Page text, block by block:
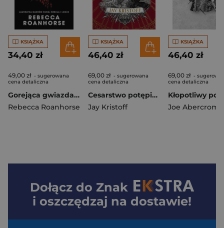
KSIĄŻKA
34,40 zł
49,00 zł - sugerowana
cena detaliczna
Gorejąca gwiazda. Trylogia Między niebem a ziemią. Tom 2
Rebecca Roanhorse
KSIĄŻKA
46,40 zł
69,00 zł - sugerowana
cena detaliczna
Cesarstwo potępionych Cykl Wampirze cesarstwo Księga 2
Jay Kristoff
KSIĄŻKA
46,40 zł
69,00 zł -
cena detaliczna
Joe
Dołącz do Znak
i oszczędzaj na dostawie!